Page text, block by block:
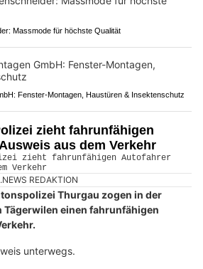
Massmode für höchste Qualität
Fenster-Montagen, Haustüren & Insektenschutz
zieht fahrunfähigen
aus dem Verkehr
REDAKTION
Thurgau zogen in der
Tägerwilen einen fahrunfähigen
unterwegs.